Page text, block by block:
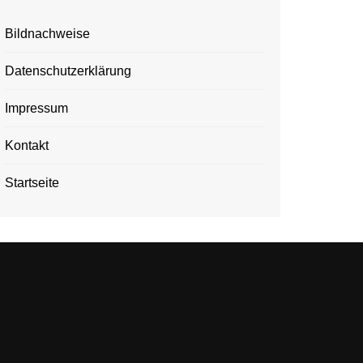
Bildnachweise
Datenschutzerklärung
Impressum
Kontakt
Startseite